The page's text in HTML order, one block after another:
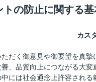
の防止に関する
カス
だく御意見や御要望を真
、品質向上につながる大変
には社会通念上許容され